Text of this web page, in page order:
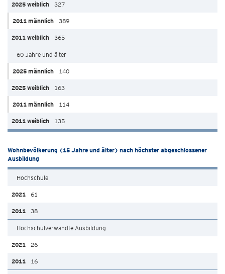
327
389
365
60 Jahre und älter
140
163
114
135
Wohnbevölkerung (15 Jahre und älter) nach höchster abgeschlossener
Ausbildung
Hochschule
61
38
Hochschulverwandte Ausbildung
26
16